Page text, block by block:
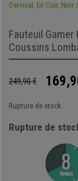
Fauteuil Gamer
Coussins
249,90 €
Rupture de stock
Rupture de